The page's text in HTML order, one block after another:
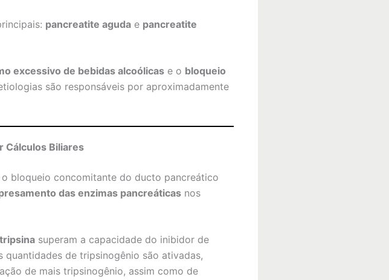
pancreatite aguda e pancreatite
excessivo de bebidas alcoólicas e o bloqueio
são responsáveis por aproximadamente
Cálculos Biliares
o bloqueio concomitante do ducto pancreático
das enzimas pancreáticas nos
tripsina superam a capacidade do inibidor de
quantidades de tripsinogênio são ativadas,
de mais tripsinogênio, assim como de